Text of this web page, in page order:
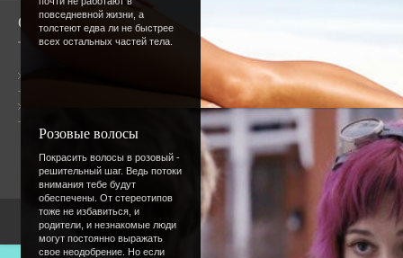
повседневной жизни, а
толстеют едва ли не быстрее
всех остальных частей тела.
Розовые волосы
Покрасить волосы в розовый -
решительный шаг. Ведь потоки
внимания тебе будут
обеспечены. От стереотипов
тоже не избавиться, и
родители, и незнакомые люди
могут постоянно выражать
свое неодобрение. Но если
О сайте
Онлайн всего:7
Гостей:7
Пользователей:
0
Copyright